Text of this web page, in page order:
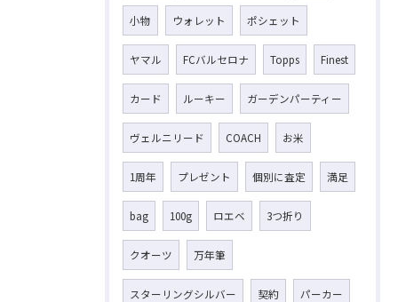
小物 ウォレット ポシェット
ヤマル FCバルセロナ Topps Finest
カード ルーキー ガーデンパーティー
ヴェルニリード COACH お米
1周年 プレゼント 個別に査定 満足
bag 100g ロエベ 3つ折り
クオーツ 万年筆
スターリングシルバー 契約 パーカー